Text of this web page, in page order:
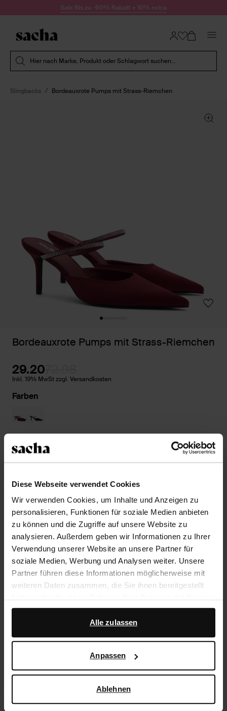
Diese Webseite verwendet Cookies
Wir verwenden Cookies, um Inhalte und Anzeigen zu
personalisieren, Funktionen für soziale Medien anbieten
zu können und die Zugriffe auf unsere Website zu
analysieren. Außerdem geben wir Informationen zu Ihrer
Verwendung unserer Website an unsere Partner für
soziale Medien, Werbung und Analysen weiter. Unsere
Partner führen diese Informationen möglicherweise mit
weiteren Daten zusammen, die Sie ihnen bereitgestellt
gesammelt haben.
Darüber hinaus arbeiten wir mit Google zu Werbe- und
darüber, wie Google Ihre personenbezogenen Daten
verwendet, finden Sie auf derSeite zur geschäftlichen
Alle zulassen
Anpassen
Ablehnen
Zum Inhalt springenSale Bis zu -60% Rabatt + 10% extra
Hier nach Marke, Produkt oder Schlagwort suchen...
Slingbacks Bordeauxrote Pumps mit Strass-Riemchen
Bordeauxrote Pumps mit Strass-Riemchen
29.20
Inkl. 19% MwSt zzgl. Versandkosten
Farben
Größe auswählen
14 Tage Bedenkzeit
Produktbeschreibung
Diese bordeauxroten Pumps mit Strass-Riemchen der
Marke Sacha haben einen 8 cm hohen Pfennigabsatz
und eine Satin-Optik. Als Schuhpflege empfehlen wir
das Pure Protect-Spray.
Lieferung & Rücksendung